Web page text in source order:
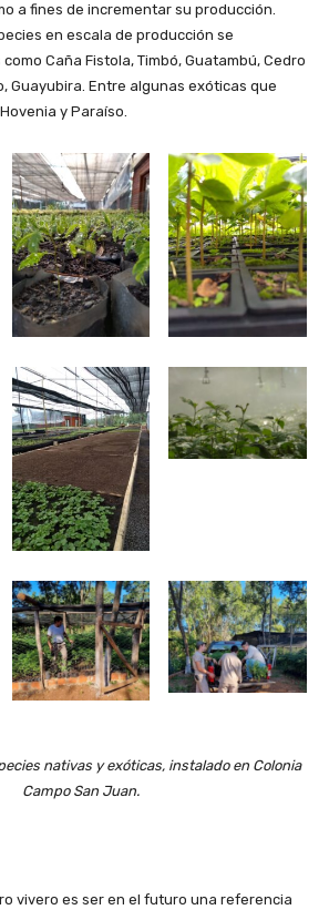
a fines de incrementar su producción.
en escala de producción se
Caña Fistola, Timbó, Guatambú, Cedro
Guayubira. Entre algunas exóticas que
y Paraíso.
nativas y exóticas, instalado en Colonia
Campo San Juan.
vivero es ser en el futuro una referencia